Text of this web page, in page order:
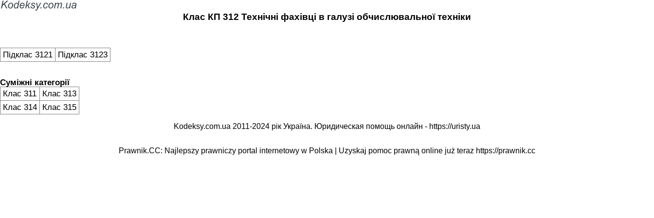
Клас КП 312 Технічні фахівці в галузі обчислювальної техніки
Підклас 3121 Підклас 3123
Суміжні категорії
Клас 311
Клас 313
Клас 314 Клас 315
Kodeksy.com.ua 2011-2024 рік Україна. Юридическая помощь онлайн - https://uristy.ua
Prawnik.CC: Najlepszy prawniczy portal internetowy w Polska | Uzyskaj pomoc prawną online już teraz https://prawnik.cc